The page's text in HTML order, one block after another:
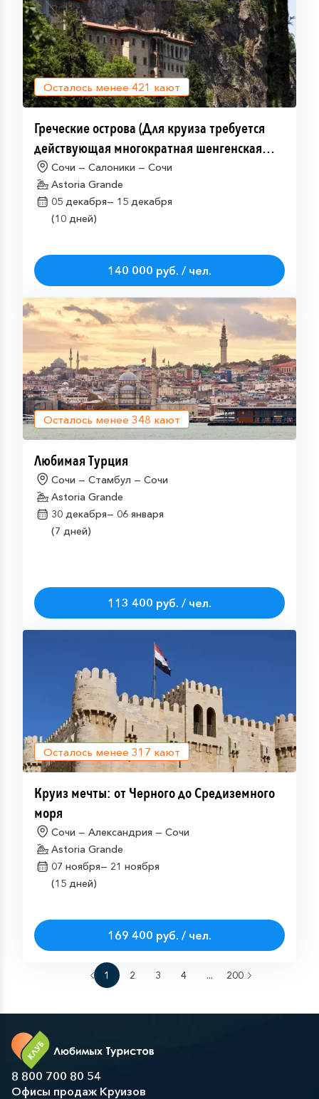
Осталось менее 421 кают
Греческие острова (Для круиза требуется
действующая многократная шенгенская
виза)Сочи — Салоники — Сочи
Astoria Grande
05 декабря— 15 декабря
(10 дней)
140 000 руб. / чел.
Осталось менее 348 кают
Любимая Турция
Сочи — Стамбул — Сочи
Astoria Grande
30 декабря— 06 января
(7 дней)
113 400 руб. / чел.
Осталось менее 317 кают
Круиз мечты: от Черного до Средиземного
моря
Сочи — Александрия — Сочи
Astoria Grande
07 ноября— 21 ноября
(15 дней)
169 400 руб. / чел.
1 2 3 4 ... 200
8 800 700 80 54
Офисы продаж Круизов